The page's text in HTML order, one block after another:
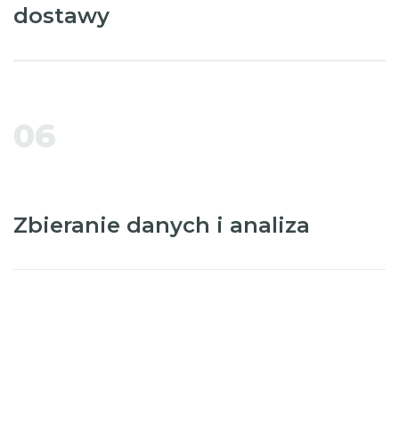
dostawy
06
Zbieranie danych i analiza